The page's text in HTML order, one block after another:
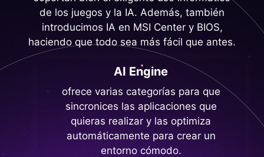
de los juegos y la IA. Además, también
introducimos IA en MSI Center y BIOS,
haciendo que todo sea más fácil que antes.
AI Engine
ofrece varias categorías para que
sincronices las aplicaciones que
quieras realizar y las optimiza
automáticamente para crear un
entorno cómodo.